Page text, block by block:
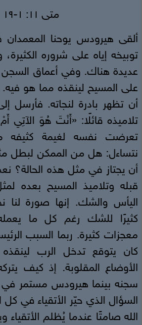
متى ١١: ١-١٩
ألقى هيرودس يوحنا
توبيخه إياه على شروره
عديدة هناك. وفي أعماق السجن
على المسيح لينقذه مما هو
أن تظهر بادرة لنجاته. فأرسل
تلاميذه قائلًا: «أَنْتَ هُوَ الآتِي
تعرضت نفسه لغيمة كثيفه
نتساءل: هل من الممكن لبطل
أن يجتاز في مثل هذه الحالة؟
قبله وتلاميذ المسيح بعده
اليأس والشك. إنها صورة لنا
كثيرًا للشك رغم كل ما
معجزات كثيرة. ربما السبب
كان يتوقع تدخل الرب
الأوضاع المقلوبة. إذ كيف
سجنه بينما هيرودس مستمر في
السؤال الذي حيّر الأتقياء في كل
الله صامتًا عندما يُظلم الأتقياء